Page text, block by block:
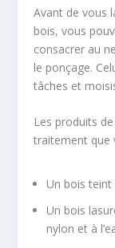
Avant de vous
bois, vous
consacrer au
le ponçage.
tâches et
Les produits
traitement que
Un bois
Un bois
nylon et à